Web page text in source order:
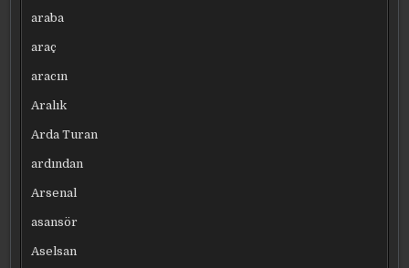
araba
araç
aracın
Aralık
Arda Turan
ardından
Arsenal
asansör
Aselsan